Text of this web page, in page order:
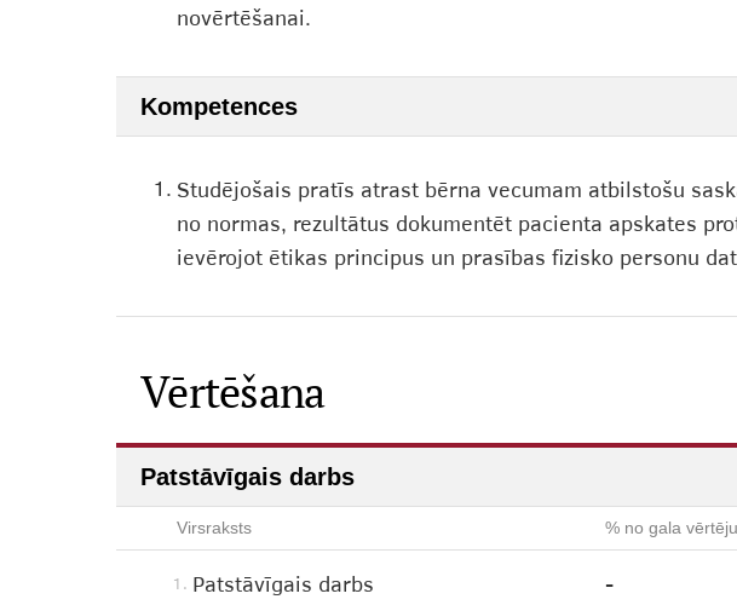
novērtēšanai.
Kompetences
1. Studējošais pratīs atrast bērna vecumam atbilstošu
no normas, rezultātus dokumentēt pacienta apskates
ievērojot ētikas principus un prasības fizisko personu
Vērtēšana
Patstāvīgais darbs
Virsraksts % no gala
1. Patstāvīgais darbs -